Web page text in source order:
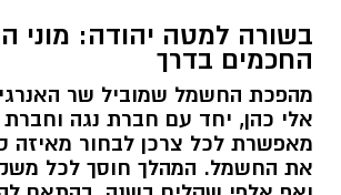
בשורה למטה יהודה: מוני
החכמים בדרך
מהפכת החשמל שמוביל שר
אלי כהן, יחד עם חברת נגה
מאפשרת לכל צרכן לבחור מאיזה
את החשמל. המהלך חוסך לכל